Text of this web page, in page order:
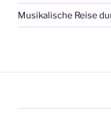
Musikalische Reise